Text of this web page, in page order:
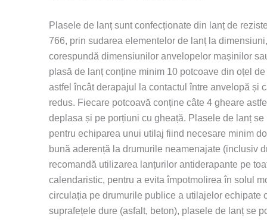
Plasele de lanț sunt confecționate din lanț de
766, prin sudarea elementelor de lanț la
corespundă dimensiunilor anvelopelor mașinilor
plasă de lanț conține minim 10 potcoave din oțel
astfel încât derapajul la contactul între anvelopă și
redus. Fiecare potcoavă conține câte 4 gheare
deplasa și pe porțiuni cu gheață. Plasele de lanț se
pentru echiparea unui utilaj fiind necesare minim
bună aderență la drumurile neamenajate (inclusiv
recomandă utilizarea lanțurilor antiderapante pe
calendaristic, pentru a evita împotmolirea în solul
circulația pe drumurile publice a utilajelor echipate
suprafețele dure (asfalt, beton), plasele de lanț se